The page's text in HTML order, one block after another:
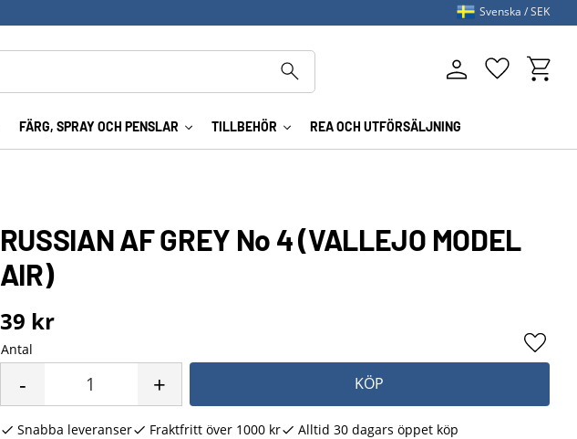
FÄRG, SPRAY OCH PENSLAR TILLBEHÖR REA OCH UTFÖRSÄLJNING
Favoriter
Svenska SEK
RUSSIAN AF GREY No 4 (VALLEJO MODEL
AIR)
39 kr
Antal
+
- KÖP
Lägg
Snabba leveranser Fraktfritt över 1000 kr Alltid 30 dagars öppet köp